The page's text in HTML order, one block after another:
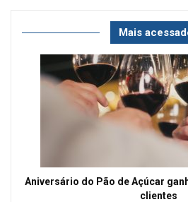
Mais
Aniversário do Pão de Açúcar
clientes